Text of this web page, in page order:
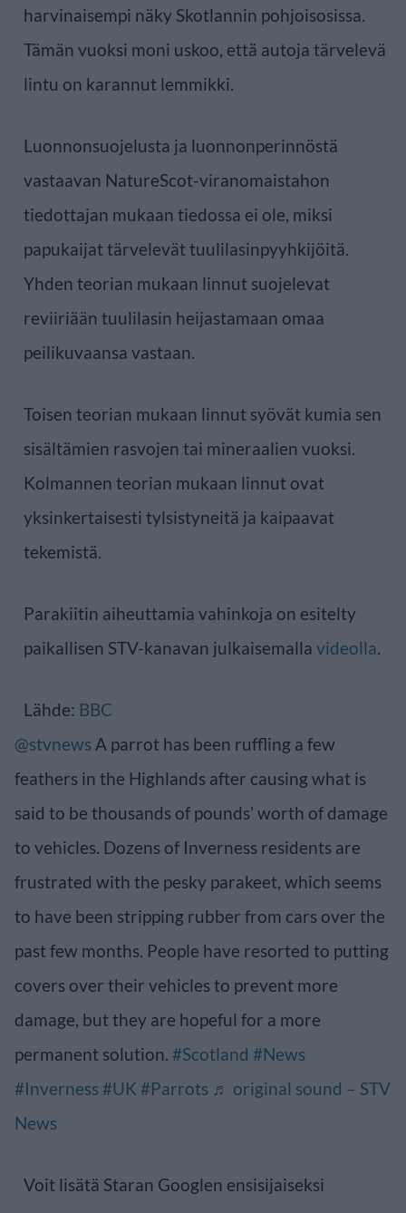
harvinaisempi näky Skotlannin pohjoisosissa.
Tämän vuoksi moni uskoo, että autoja tärvelevä
lintu on karannut lemmikki.
Luonnonsuojelusta ja luonnonperinnöstä
vastaavan NatureScot-viranomaistahon
tiedottajan mukaan tiedossa ei ole, miksi
papukaijat tärvelevät tuulilasinpyyhkijöitä.
Yhden teorian mukaan linnut suojelevat
reviiriään tuulilasin heijastamaan omaa
peilikuvaansa vastaan.
Toisen teorian mukaan linnut syövät kumia sen
sisältämien rasvojen tai mineraalien vuoksi.
Kolmannen teorian mukaan linnut ovat
yksinkertaisesti tylsistyneitä ja kaipaavat
tekemistä.
Parakiitin aiheuttamia vahinkoja on esitelty
paikallisen STV-kanavan julkaisemalla videolla.
Lähde: BBC
@stvnews A parrot has been ruffling a few
feathers in the Highlands after causing what is
said to be thousands of pounds’ worth of damage
to vehicles. Dozens of Inverness residents are
frustrated with the pesky parakeet, which seems
to have been stripping rubber from cars over the
past few months. People have resorted to putting
covers over their vehicles to prevent more
damage, but they are hopeful for a more
permanent solution. #Scotland #News
#Inverness #UK #Parrots ♬ original sound – STV
News
Voit lisätä Staran Googlen ensisijaiseksi